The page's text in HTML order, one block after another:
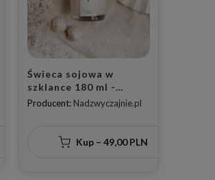
Świeca sojowa w
szklance 180 ml -
zapach jaśminu z
Producent: Nadzwyczajnie.pl
Kup – 49,00 PLN